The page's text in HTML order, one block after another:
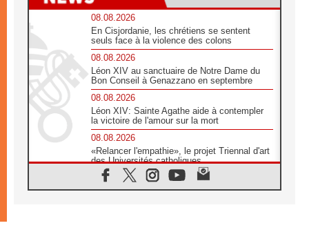
08.08.2026
En Cisjordanie, les chrétiens se sentent
seuls face à la violence des colons
08.08.2026
Léon XIV au sanctuaire de Notre Dame du
Bon Conseil à Genazzano en septembre
08.08.2026
Léon XIV: Sainte Agathe aide à contempler
la victoire de l'amour sur la mort
08.08.2026
«Relancer l'empathie», le projet Triennal d'art
des Universités catholiques
08.08.2026
Signis 2026, donner la parole aux religieuses